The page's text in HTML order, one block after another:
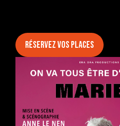
Réservez vos places